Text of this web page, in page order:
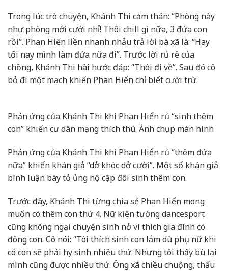
Trong lúc trò chuyện, Khánh Thi cảm thán: “Phòng này
như phòng mới cưới nhỉ! Thôi chill gì nữa, 3 đứa con
rồi”. Phan Hiển liền nhanh nhảu trả lời bà xã là: “Hay
tối nay mình làm đứa nữa đi”. Trước lời rủ rê của
chồng, Khánh Thi hài hước đáp: “Thôi đi về”. Sau đó cô
bỏ đi một mạch khiến Phan Hiển chỉ biết cười trừ.
Phản ứng của Khánh Thi khi Phan Hiển rủ “sinh thêm
con” khiến cư dân mạng thích thú. Ảnh chụp màn hình
Phản ứng của Khánh Thi khi Phan Hiển rủ “thêm đứa
nữa” khiến khán giả “dở khóc dở cười”. Một số khán giả
bình luận bày tỏ ủng hộ cặp đôi sinh thêm con.
Trước đây, Khánh Thi từng chia sẻ Phan Hiển mong
muốn có thêm con thứ 4. Nữ kiện tướng dancesport
cũng không ngại chuyện sinh nở vì thích gia đình có
đông con. Cô nói: “Tôi thích sinh con lắm dù phụ nữ khi
có con sẽ phải hy sinh nhiều thứ. Nhưng tôi thấy bù lại
mình cũng được nhiều thứ. Ông xã chiều chuộng, thấu